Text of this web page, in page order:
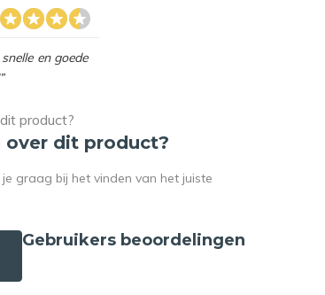
en goede
over dit product?
graag bij het vinden van het juiste
Gebruikers beoordelingen